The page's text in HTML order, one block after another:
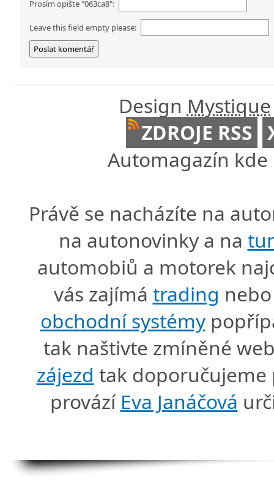
Prosím opište "063ca8":
Leave this field empty please:
Design Mystique
ZDROJE RSS
Automagazín
Právě se nacházíte na
na autonovinky a na
automobiů a motorek
vás zajímá trading
obchodní systémy
tak naštivte zmíněné
zájezd tak doporučujeme
provází Eva Janáčová